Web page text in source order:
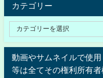
カテゴリー
動画やサムネイルで使
等は全てその権利所有